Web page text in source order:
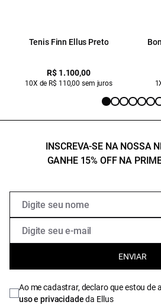
Tenis Finn Ellus Preto
R$ 1.100,00
10X de R$ 110,00 sem juros
INSCREVA-SE NA NOSSA
GANHE 15% OFF NA
ENVIAR
Ao me cadastrar, declaro que estou de
uso e privacidadeda Ellus